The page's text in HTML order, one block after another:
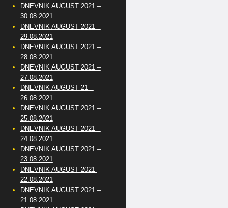
DNEVNIK AUGUST 2021 –
30.08.2021
DNEVNIK AUGUST 2021 –
29.08.2021
DNEVNIK AUGUST 2021 –
28.08.2021
DNEVNIK AUGUST 2021 –
27.08.2021
DNEVNIK AUGUST 21 –
26.08.2021
DNEVNIK AUGUST 2021 –
25.08.2021
DNEVNIK AUGUST 2021 –
24.08.2021
DNEVNIK AUGUST 2021 –
23.08.2021
DNEVNIK AUGUST 2021-
22.08.2021
DNEVNIK AUGUST 2021 –
21.08.2021